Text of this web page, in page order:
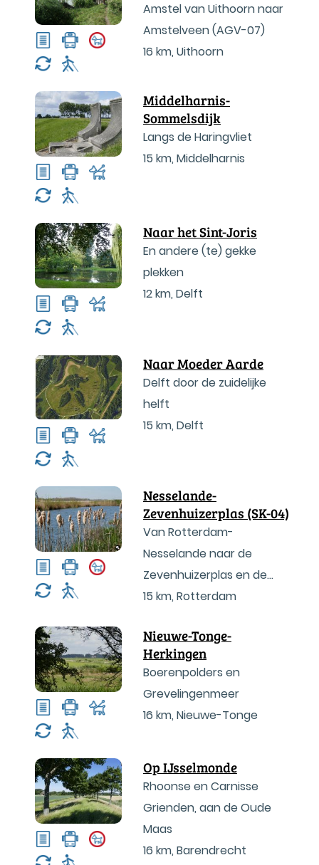
Amstel van Uithoorn naar
Amstelveen (AGV-07)
16 km, Uithoorn
Middelharnis-
Sommelsdijk
Langs de Haringvliet
15 km, Middelharnis
Naar het Sint-Joris
En andere (te) gekke
plekken
12 km, Delft
Naar Moeder Aarde
Delft door de zuidelijke
helft
15 km, Delft
Nesselande-
Zevenhuizerplas (SK-04)
Van Rotterdam-
Nesselande naar de
Zevenhuizerplas en de
Rotte
15 km, Rotterdam
Nieuwe-Tonge-
Herkingen
Boerenpolders en
Grevelingenmeer
16 km, Nieuwe-Tonge
Op IJsselmonde
Rhoonse en Carnisse
Grienden, aan de Oude
Maas
16 km, Barendrecht